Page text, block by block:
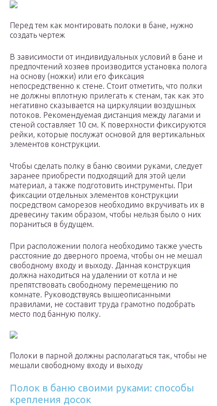
Перед тем как монтировать полоки в бане, нужно
создать чертеж
В зависимости от индивидуальных условий в бане и
предпочтений хозяев производится установка полога
на основу (ножки) или его фиксация
непосредственно к стене. Стоит отметить, что полки
не должны вплотную прилегать к стенам, так как это
негативно сказывается на циркуляции воздушных
потоков. Рекомендуемая дистанция между лагами и
стеной составляет 10 см. К поверхности фиксируются
рейки, которые послужат основой для вертикальных
элементов конструкции.
Чтобы сделать полку в баню своими руками, следует
заранее приобрести подходящий для этой цели
материал, а также подготовить инструменты. При
фиксации отдельных элементов конструкции
посредством саморезов необходимо вкручивать их в
древесину таким образом, чтобы нельзя было о них
пораниться в будущем.
При расположении полога необходимо также учесть
расстояние до дверного проема, чтобы он не мешал
свободному входу и выходу. Данная конструкция
должна находиться на удалении от котла и не
препятствовать свободному перемещению по
комнате. Руководствуясь вышеописанными
правилами, не составит труда грамотно подобрать
место под банную полку.
Полоки в парной должны располагаться так, чтобы не
мешали свободному входу и выходу
Полок в баню своими руками: способы
крепления досок